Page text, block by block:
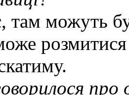
там можуть
про